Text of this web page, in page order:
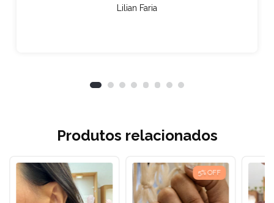
Lilian Faria
Produtos relacionados
5%OFF